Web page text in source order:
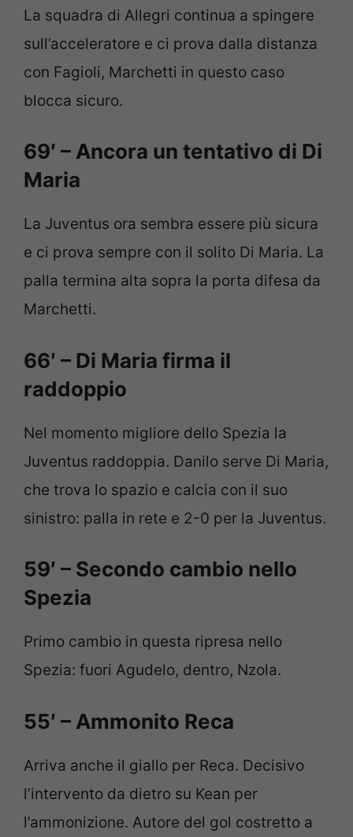
La squadra di Allegri continua a spingere
sull’acceleratore e ci prova dalla distanza
con Fagioli, Marchetti in questo caso
blocca sicuro.
69′ – Ancora un tentativo di Di
Maria
La Juventus ora sembra essere più sicura
e ci prova sempre con il solito Di Maria. La
palla termina alta sopra la porta difesa da
Marchetti.
66′ – Di Maria firma il
raddoppio
Nel momento migliore dello Spezia la
Juventus raddoppia. Danilo serve Di Maria,
che trova lo spazio e calcia con il suo
sinistro: palla in rete e 2-0 per la Juventus.
59′ – Secondo cambio nello
Spezia
Primo cambio in questa ripresa nello
Spezia: fuori Agudelo, dentro, Nzola.
55′ – Ammonito Reca
Arriva anche il giallo per Reca. Decisivo
l’intervento da dietro su Kean per
l’ammonizione. Autore del gol costretto a